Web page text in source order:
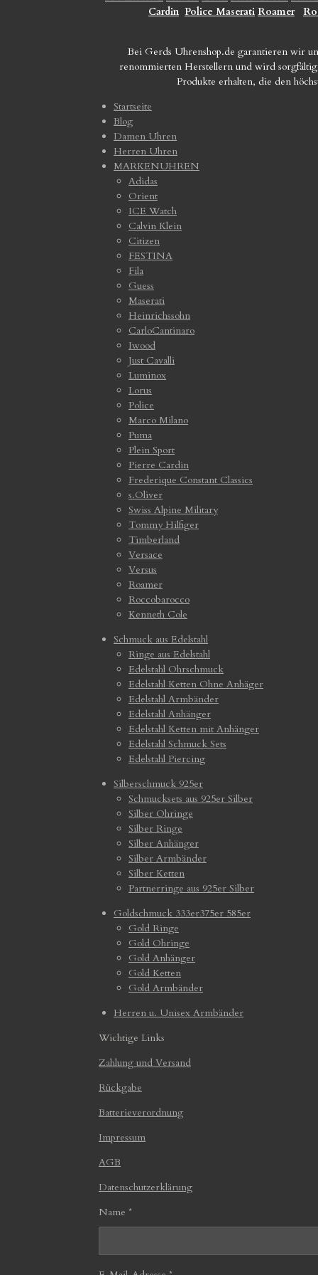
Cardin Police Maserati Roamer
Bei Gerds Uhrenshop.de garantieren wir
renommierten Herstellern und wird
Produkte erhalten, die den
Startseite
Blog
Damen Uhren
Herren Uhren
MARKENUHREN
Adidas
Orient
ICE Watch
Calvin Klein
Citizen
FESTINA
Fila
Guess
Maserati
Heinrichssohn
CarloCantinaro
Iwood
Just Cavalli
Luminox
Lorus
Police
Marco Milano
Puma
Plein Sport
Pierre Cardin
Frederique Constant Classics
s.Oliver
Swiss Alpine Military
Tommy Hilfiger
Timberland
Versace
Versus
Roamer
Roccobarocco
Kenneth Cole
Schmuck aus Edelstahl
Ringe aus Edelstahl
Edelstahl Ohrschmuck
Edelstahl Ketten Ohne Anhäger
Edelstahl Armbänder
Edelstahl Anhänger
Edelstahl Ketten mit Anhänger
Edelstahl Schmuck Sets
Edelstahl Piercing
Silberschmuck 925er
Schmucksets aus 925er Silber
Silber Ohringe
Silber Ringe
Silber Anhänger
Silber Armbänder
Silber Ketten
Partnerringe aus 925er Silber
Goldschmuck 333er375er 585er
Gold Ringe
Gold Ohringe
Gold Anhänger
Gold Ketten
Gold Armbänder
Herren u. Unisex Armbänder
Wichtige Links
Zahlung und Versand
Rückgabe
Batterieverordnung
Impressum
AGB
Datenschutzerklärung
Name *